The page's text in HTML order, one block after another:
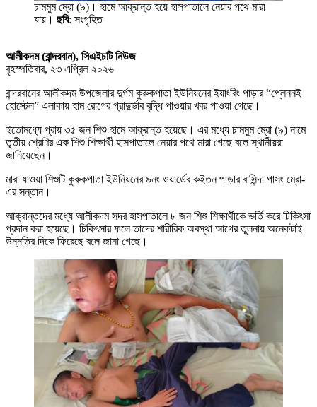
চামমুম ম্রো (৯)। হামে আক্রান্ত হয়ে হাসপাতালে নেয়ার পথে মারা
যায়। ছবি: সংগৃহিত
আলীকদম (বান্দরবান), সিএইচটি নিউজ
বৃহস্পতিবার, ২৩ এপ্রিল ২০২৬
বান্দরবানের আলীকদম উপজেলার দুর্গম কুরুকপাতা ইউনিয়নের ইয়াংরিং পাড়ার “প্লেননই
হোস্টেল” এলাকায় হাম রোগের প্রাদুর্ভাব বৃদ্ধি পাওয়ার খবর পাওয়া গেছে।
ইতোমধ্যে প্রায় ৩৫ জন শিশু হামে আক্রান্ত হয়েছে। এর মধ্যে চামমুম ম্রো (৯) নামে
তৃতীয় শ্রেণির এক শিশু শিক্ষার্থী হাসপাতালে নেয়ার পথে মারা গেছে বলে স্থানীয়রা
জানিয়েছেন।
মারা যাওয়া শিশুটি কুরুকপাতা ইউনিয়নের ৯নং ওয়ার্ডের রুইতন পাড়ার বাসিন্দা পাসং ম্রো-
এর সন্তান।
আক্রান্তদের মধ্যে আলীকদম সদর হাসপাতালে ৮ জন শিশু শিক্ষার্থীকে ভর্তি করে চিকিৎসা
প্রদান করা হয়েছে। চিকিৎসার ফলে তাদের শারীরিক অবস্থা আগের তুলনায় অনেকটাই
উন্নতির দিকে ফিরেছে বলে জানা গেছে।